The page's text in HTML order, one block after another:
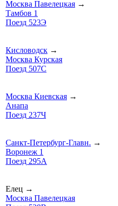
Москва Павелецкая →
Тамбов 1
Поезд 523Э
Кисловодск →
Москва Курская
Поезд 507С
Москва Киевская →
Анапа
Поезд 237Ч
Санкт-Петербург-Главн. →
Воронеж 1
Поезд 295А
Елец →
Москва Павелецкая